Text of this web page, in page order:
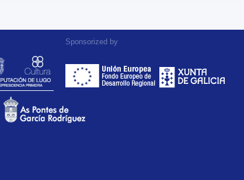
Sponsorized by